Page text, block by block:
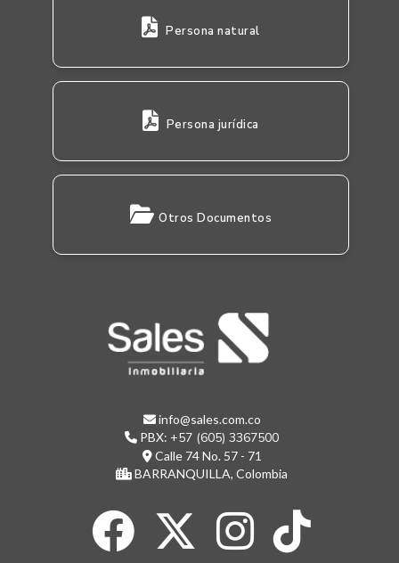
Persona natural
Persona jurídica
Otros Documentos
info@sales.com.co
PBX: +57 (605) 3367500
Calle 74 No. 57 - 71
BARRANQUILLA, Colombia